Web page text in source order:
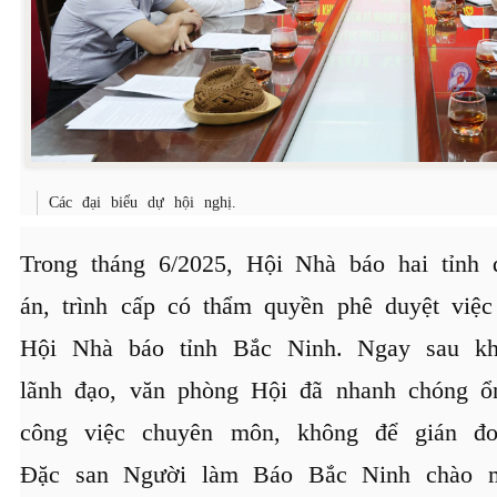
Các đại biểu dự hội nghị.
Trong tháng 6/2025, Hội Nhà báo hai
án, trình cấp có thẩm quyền phê duyệt
Hội Nhà báo tỉnh Bắc Ninh. Ngay sau
lãnh đạo, văn phòng Hội đã nhanh chóng
công việc chuyên môn, không để gián
Đặc san Người làm Báo Bắc Ninh chào